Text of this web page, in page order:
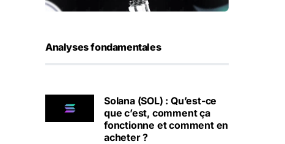
Analyses fondamentales
Solana (SOL) : Qu’est-ce
que c’est, comment ça
fonctionne et comment en
acheter ?